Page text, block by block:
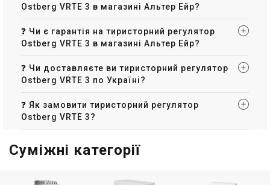
Ostberg VRTE 3 в магазині Альтер Ейр?
❓ Чи є гарантія на тиристорний регулятор
Ostberg VRTE 3 в магазині Альтер Ейр?
❓ Чи доставляєте ви тиристорний регулятор
Ostberg VRTE 3 по Україні?
❓ Як замовити тиристорний регулятор
Ostberg VRTE 3?
Суміжні категорії